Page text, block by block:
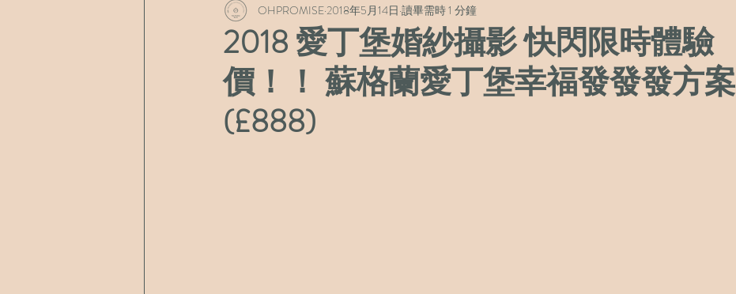
側拍花絮 Blooper Collection
2018 愛丁堡婚紗攝影 快閃限時體驗
價！！ 蘇格蘭愛丁堡幸福發發發方案
(£888)
OHPROMISE 2018年5月14日 讀畢需時 1 分鐘